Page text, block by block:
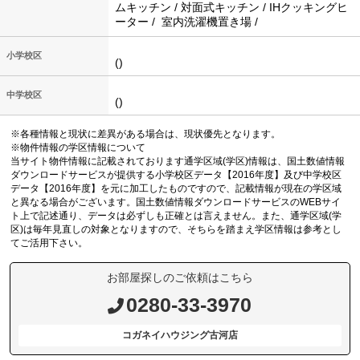
ムキッチン / 対面式キッチン / IHクッキングヒ
ーター / 室内洗濯機置き場 /
小学校区
()
中学校区
()
※各種情報と現状に差異がある場合は、現状優先となります。
※物件情報の学区情報について
当サイト物件情報に記載されております通学区域(学区)情報は、国土数値情報
ダウンロードサービスが提供する小学校区データ【2016年度】及び中学校区
データ【2016年度】を元に加工したものですので、記載情報が現在の学区域
と異なる場合がございます。国土数値情報ダウンロードサービスのWEBサイ
ト上で記述通り、データは必ずしも正確とは言えません。また、通学区域(学
区)は毎年見直しの対象となりますので、そちらを踏まえ学区情報は参考とし
てご活用下さい。
お部屋探しのご依頼はこちら
0280-33-3970
コガネイハウジング古河店